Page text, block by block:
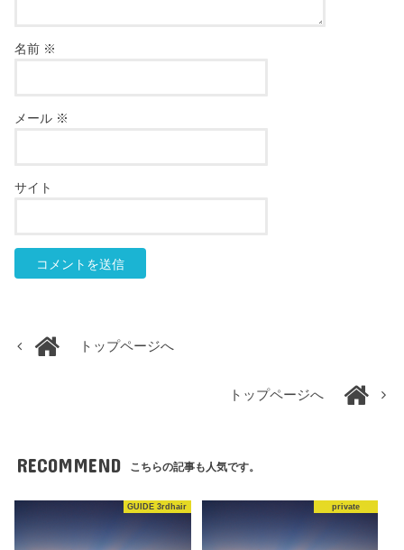
名前 ※
メール ※
サイト
トップページへ
トップページへ
RECOMMEND こちらの記事も人気です。
GUIDE 3rdhair private